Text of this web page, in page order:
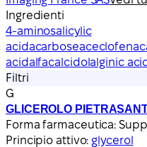
Ingredienti
4-aminosalicylic
acidacarboseaceclofenac
acidalfacalcidolalginic
Filtri
G
GLICEROLO
Forma farmaceutica:
Principio attivo: glycerol